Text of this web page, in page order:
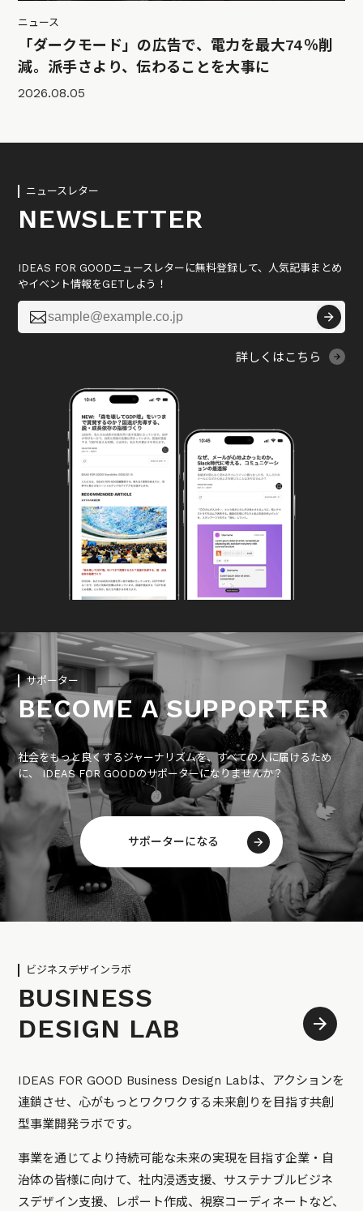
ニュース
「ダークモード」の広告で、電力を最大74％削
減。派手さより、伝わることを大事に
2026.08.05
ニュースレター
NEWSLETTER
IDEAS FOR GOODニュースレターに無料登録して、人気記事まとめ
やイベント情報をGETしよう！

詳しくはこちら
サポーター
BECOME A SUPPORTER
社会をもっと良くするジャーナリズムを、すべての人に届けるため
に、 IDEAS FOR GOODのサポーターになりませんか？
サポーターになる
ビジネスデザインラボ
BUSINESS
DESIGN LAB
IDEAS FOR GOOD Business Design Labは、アクションを
連鎖させ、心がもっとワクワクする未来創りを目指す共創
型事業開発ラボです。
事業を通じてより持続可能な未来の実現を目指す企業・自
治体の皆様に向けて、社内浸透支援、サステナブルビジネ
スデザイン支援、レポート作成、視察コーディネートなど、